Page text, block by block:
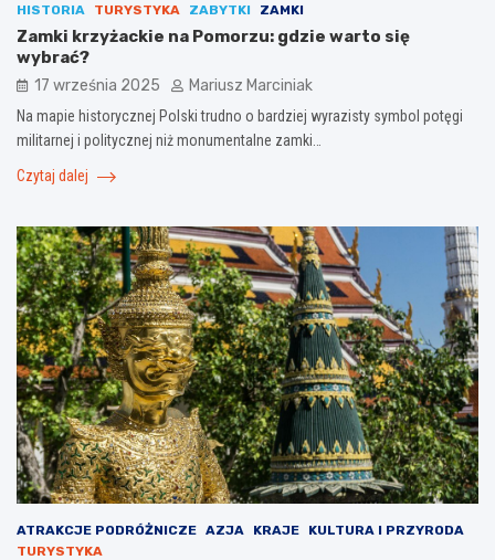
HISTORIA TURYSTYKA ZABYTKI ZAMKI
Zamki krzyżackie na Pomorzu: gdzie warto się
wybrać?
17 września 2025 Mariusz Marciniak
Na mapie historycznej Polski trudno o bardziej wyrazisty symbol potęgi
militarnej i politycznej niż monumentalne zamki…
Czytaj dalej
ATRAKCJE PODRÓŻNICZE AZJA KRAJE
KULTURA I PRZYRODA
TURYSTYKA